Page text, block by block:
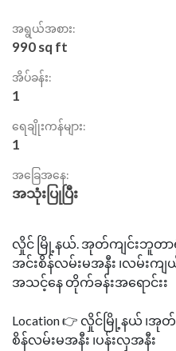
အရွယ်အစား:
990 sq ft
အိပ်ခန်း:
1
ရေချိုးကန်များ:
1
အခြေအနေ:
အသုံးပြုပြီး
လှိုင် မြို့နယ်. အုတ်ကျင်းဘူတာ
အင်းစိန်လမ်းမအနီး ၊လမ်းက
အသင့်နေ တိုက်ခန်းအရောင်းး
Location 👉 လှိုင်မြို့နယ် ၊အု
စိန်လမ်းမအနီး ၊ပန်းလှအနီး